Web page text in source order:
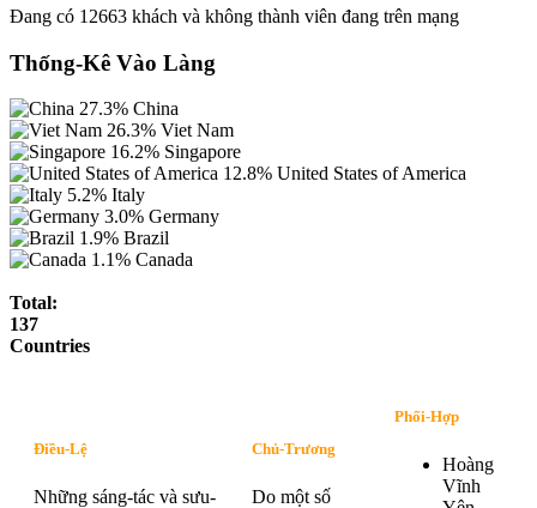
Đang có 12663 khách và không thành viên đang trên mạng
Thống-Kê Vào Làng
27.3% China
26.3% Viet Nam
16.2% Singapore
12.8% United States of America
5.2% Italy
3.0% Germany
1.9% Brazil
1.1% Canada
Total:
137
Countries
Điều-Lệ
Những sáng-tác và sưu-
Chủ-Trương
Do một số
Phối-Hợp
Hoàng
Vĩnh